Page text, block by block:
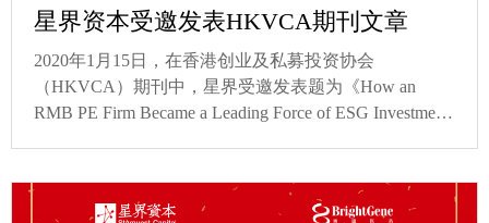
星界资本受邀发表HKVCA期刊文章
2020年1月15日，在香港创业及私募投资协会
（HKVCA）期刊中，星界受邀发表题为《How an
RMB PE Firm Became a Leading Force of ESG Investment